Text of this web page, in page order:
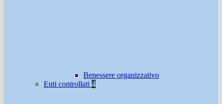
Benessere organizzativo
Enti controllati 4